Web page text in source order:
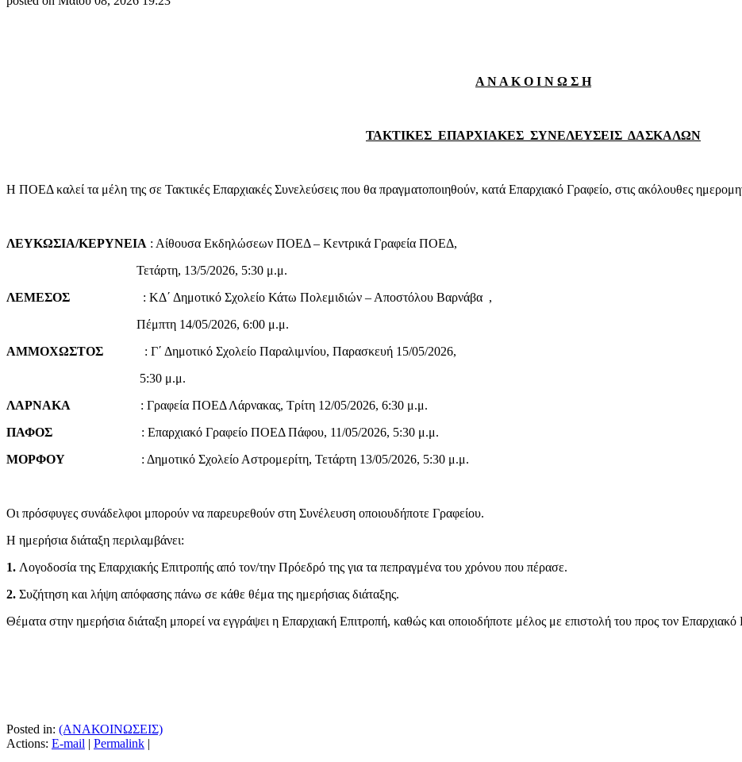
Α Ν Α Κ Ο Ι Ν Ω Σ Η
ΤΑΚΤΙΚΕΣ ΕΠΑΡΧΙΑΚΕΣ ΣΥΝΕΛΕΥΣΕΙΣ ΔΑΣΚΑΛΩΝ
Η ΠΟΕΔ καλεί τα μέλη της σε Τακτικές Επαρχιακές Συνελεύσεις που θα πραγματοποιηθούν, κατά Επαρχιακό Γραφείο, στις ακόλουθες
ΛΕΥΚΩΣΙΑ/ΚΕΡΥΝΕΙΑ : Αίθουσα Εκδηλώσεων ΠΟΕΔ – Κεντρικά Γραφεία ΠΟΕΔ,
Τετάρτη, 13/5/2026, 5:30 μ.μ.
ΛΕΜΕΣΟΣ : ΚΔ΄ Δημοτικό Σχολείο Κάτω Πολεμιδιών – Αποστόλου Βαρνάβα ,
Πέμπτη 14/05/2026, 6:00 μ.μ.
ΑΜΜΟΧΩΣΤΟΣ : Γ΄ Δημοτικό Σχολείο Παραλιμνίου, Παρασκευή 15/05/2026,
5:30 μ.μ.
ΛΑΡΝΑΚΑ : Γραφεία ΠΟΕΔ Λάρνακας, Τρίτη 12/05/2026, 6:30 μ.μ.
ΠΑΦΟΣ : Επαρχιακό Γραφείο ΠΟΕΔ Πάφου, 11/05/2026, 5:30 μ.μ.
ΜΟΡΦΟΥ : Δημοτικό Σχολείο Αστρομερίτη, Τετάρτη 13/05/2026, 5:30 μ.μ.
Οι πρόσφυγες συνάδελφοι μπορούν να παρευρεθούν στη Συνέλευση οποιουδήποτε Γραφείου.
Η ημερήσια διάταξη περιλαμβάνει:
1. Λογοδοσία της Επαρχιακής Επιτροπής από τον/την Πρόεδρό της για τα πεπραγμένα του χρόνου που πέρασε.
2. Συζήτηση και λήψη απόφασης πάνω σε κάθε θέμα της ημερήσιας διάταξης.
Θέματα στην ημερήσια διάταξη μπορεί να εγγράψει η Επαρχιακή Επιτροπή, καθώς και οποιοδήποτε μέλος με επιστολή του προς τον
Posted in: (ΑΝΑΚΟΙΝΩΣΕΙΣ)
Actions: E-mail | Permalink |